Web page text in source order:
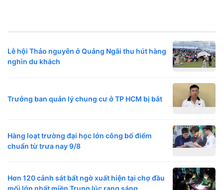
Lễ hội Thảo nguyên ở Quảng Ngãi thu hút hàng
nghìn du khách
Trưởng ban quản lý chung cư ở TP HCM bị bắt
Hàng loạt trường đại học lớn công bố điểm
chuẩn từ trưa nay 9/8
Hơn 120 cảnh sát bất ngờ xuất hiện tại chợ đầu
mối lớn nhất miền Trung lúc rạng sáng